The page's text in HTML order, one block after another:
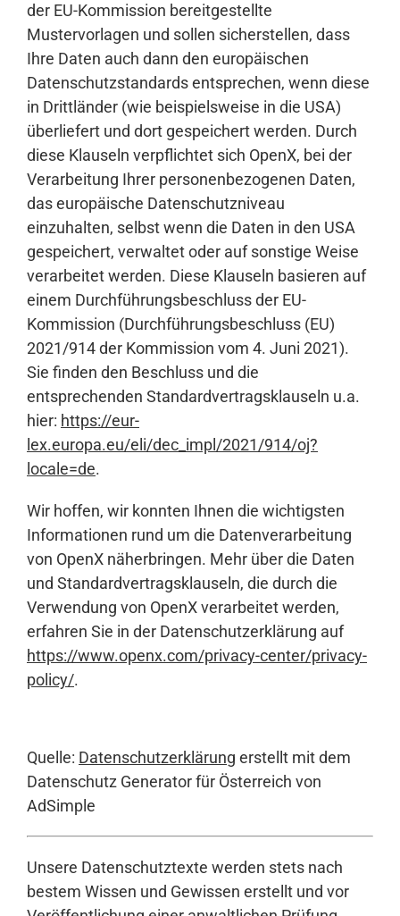
der EU-Kommission bereitgestellte
Mustervorlagen und sollen sicherstellen, dass
Ihre Daten auch dann den europäischen
Datenschutzstandards entsprechen, wenn diese
in Drittländer (wie beispielsweise in die USA)
überliefert und dort gespeichert werden. Durch
diese Klauseln verpflichtet sich OpenX, bei der
Verarbeitung Ihrer personenbezogenen Daten,
das europäische Datenschutzniveau
einzuhalten, selbst wenn die Daten in den USA
gespeichert, verwaltet oder auf sonstige Weise
verarbeitet werden. Diese Klauseln basieren auf
einem Durchführungsbeschluss der EU-
Kommission (Durchführungsbeschluss (EU)
2021/914 der Kommission vom 4. Juni 2021).
Sie finden den Beschluss und die
entsprechenden Standardvertragsklauseln u.a.
hier: https://eur-
lex.europa.eu/eli/dec_impl/2021/914/oj?
locale=de.
Wir hoffen, wir konnten Ihnen die wichtigsten
Informationen rund um die Datenverarbeitung
von OpenX näherbringen. Mehr über die Daten
und Standardvertragsklauseln, die durch die
Verwendung von OpenX verarbeitet werden,
erfahren Sie in der Datenschutzerklärung auf
https://www.openx.com/privacy-center/privacy-
policy/.
Quelle: Datenschutzerklärung erstellt mit dem
Datenschutz Generator für Österreich von
AdSimple
Unsere Datenschutztexte werden stets nach
bestem Wissen und Gewissen erstellt und vor